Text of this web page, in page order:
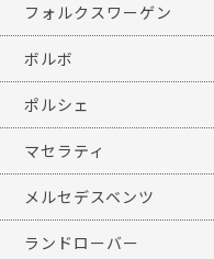
フォルクスワーゲン
ボルボ
ポルシェ
マセラティ
メルセデスベンツ
ランドローバー